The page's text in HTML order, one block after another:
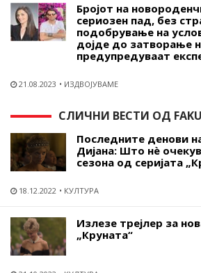
Бројот на
сериозен пад, без
подобрување на
дојде до затворање
предупредуваат
21.08.2023 ИЗДВОЈУВАМЕ
СЛИЧНИ ВЕСТИ ОД
Последните денови
Дијана: Што нѐ
сезона од серијата
18.12.2022 КУЛТУРА
Излезе трејлер за
„Круната“